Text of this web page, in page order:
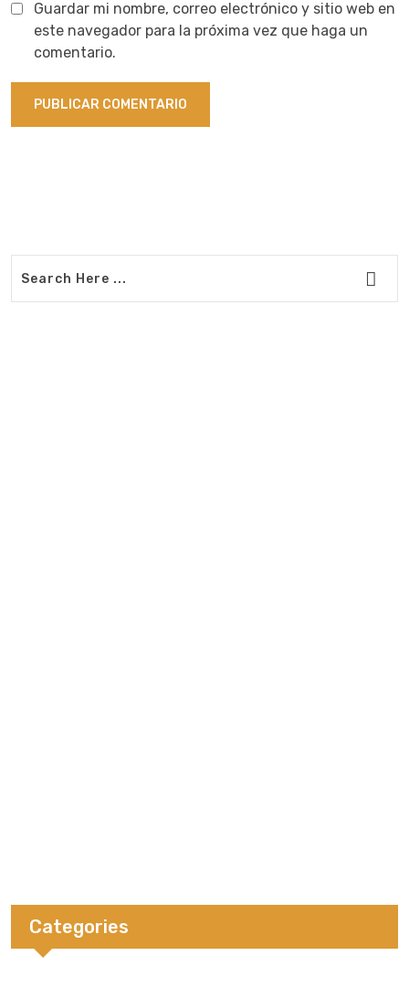
Guardar mi nombre, correo electrónico y sitio web en
este navegador para la próxima vez que haga un
comentario.
Categories